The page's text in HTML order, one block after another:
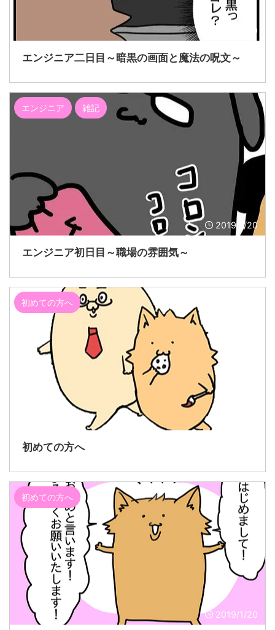
2019/1/20
エンジニア二日目～暗黒の画面と魔法の呪文～
2019/1/20
エンジニア 雑記
エンジニア初日目～職場の雰囲気～
初めての方へ
初めての方へ
2019/1/20
初めての方へ